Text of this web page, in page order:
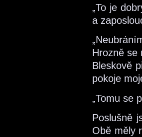
„To je
a
Hrozně se
Bleskově
pokoje
„Tomu se
Poslušně
Obě měly